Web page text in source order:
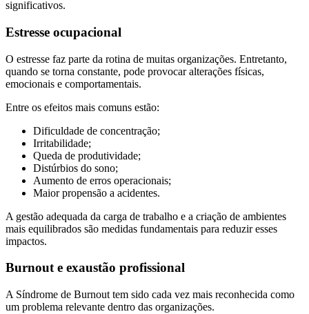
significativos.
Estresse ocupacional
O estresse faz parte da rotina de muitas organizações. Entretanto,
quando se torna constante, pode provocar alterações físicas,
emocionais e comportamentais.
Entre os efeitos mais comuns estão:
Dificuldade de concentração;
Irritabilidade;
Queda de produtividade;
Distúrbios do sono;
Aumento de erros operacionais;
Maior propensão a acidentes.
A gestão adequada da carga de trabalho e a criação de ambientes
mais equilibrados são medidas fundamentais para reduzir esses
impactos.
Burnout e exaustão profissional
A Síndrome de Burnout tem sido cada vez mais reconhecida como
um problema relevante dentro das organizações.